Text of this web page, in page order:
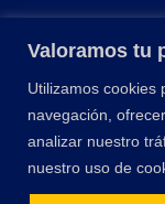
Valoramos tu
Utilizamos cookies
navegación,
analizar nuestro
nuestro uso de